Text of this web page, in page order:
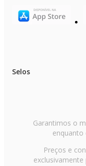
Selos
Garantimos o
enquanto
Preços e